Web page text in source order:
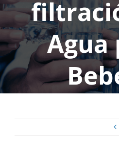
Agua